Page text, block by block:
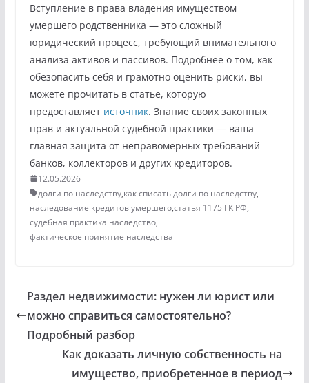
Вступление в права владения имуществом
умершего родственника — это сложный
юридический процесс, требующий внимательного
анализа активов и пассивов. Подробнее о том, как
обезопасить себя и грамотно оценить риски, вы
можете прочитать в статье, которую
предоставляет источник. Знание своих законных
прав и актуальной судебной практики — ваша
главная защита от неправомерных требований
банков, коллекторов и других кредиторов.
12.05.2026
долги по наследству,как списать долги по наследству,
наследование кредитов умершего,статья 1175 ГК РФ,
судебная практика наследство,
фактическое принятие наследства
Раздел недвижимости: нужен ли юрист или
можно справиться самостоятельно?
Подробный разбор
Как доказать личную собственность на
имущество, приобретенное в период